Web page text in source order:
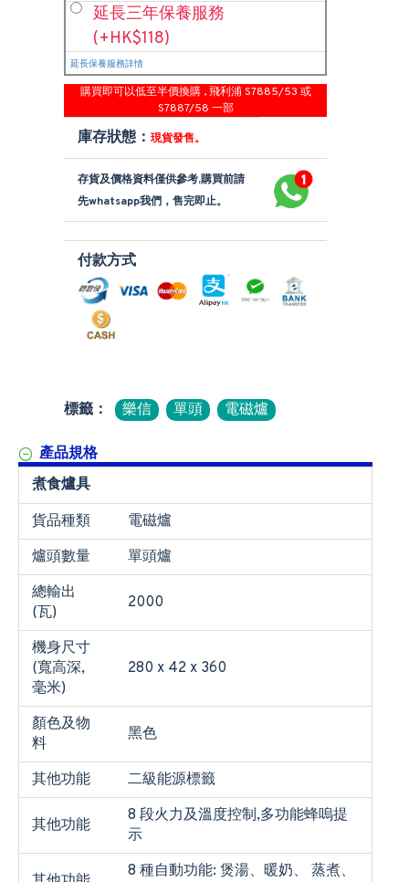
延長三年保養服務
(+HK$118)
延長保養服務詳情
購買即可以低至半價換購 , 飛利浦 S7885/53 或
S7887/58 一部
庫存狀態： 現貨發售。
存貨及價格資料僅供參考,購買前請
先whatsapp我們，售完即止。
付款方式
標籤： 樂信 單頭 電磁爐
產品規格
煮食爐具
貨品種類
電磁爐
爐頭數量
單頭爐
總輸出
(瓦)
2000
機身尺寸
(寬高深,
毫米)
280 x 42 x 360
顏色及物
料
黑色
其他功能 二級能源標籤
其他功能
8 段火力及溫度控制,多功能蜂嗚提
示
8 種自動功能: 煲湯、暖奶、 蒸煮、